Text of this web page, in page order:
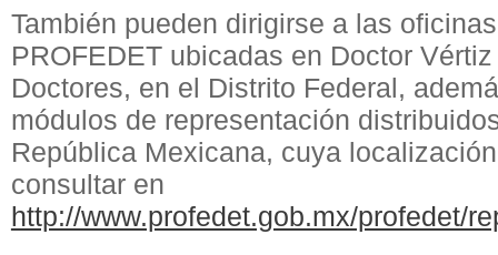
También pueden dirigirse a las
PROFEDET ubicadas en Doctor
Doctores, en el Distrito Federal,
módulos de representación
República Mexicana, cuya
consultar en
http://www.profedet.gob.mx/profedet/